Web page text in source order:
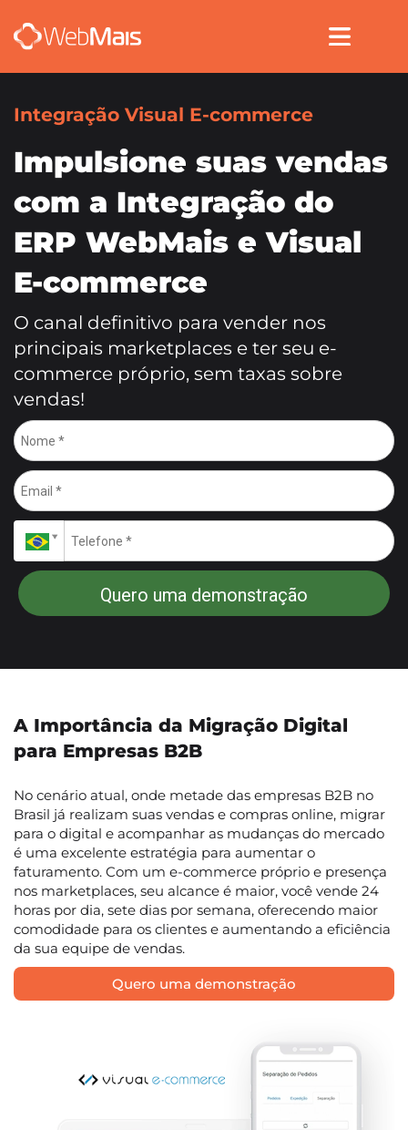
Integração Visual E-commerce
Impulsione suas vendas
com a Integração do
ERP WebMais e Visual
E-commerce
O canal definitivo para vender nos
principais marketplaces e ter seu e-
commerce próprio, sem taxas sobre
vendas!
Quero uma demonstração
A Importância da Migração Digital
para Empresas B2B
No cenário atual, onde metade das empresas B2B no
Brasil já realizam suas vendas e compras online, migrar
para o digital e acompanhar as mudanças do mercado
é uma excelente estratégia para aumentar o
faturamento. Com um e-commerce próprio e presença
nos marketplaces, seu alcance é maior, você vende 24
horas por dia, sete dias por semana, oferecendo maior
comodidade para os clientes e aumentando a eficiência
da sua equipe de vendas.
Quero uma demonstração